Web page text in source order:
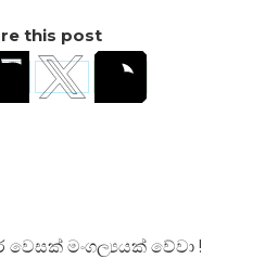
this post
වෙසක් මංගල්‍යයක් වේවා !